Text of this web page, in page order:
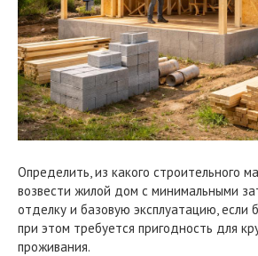
Определить, из какого строительного
возвести жилой дом с минимальными
отделку и базовую эксплуатацию, если
при этом требуется пригодность для
проживания.